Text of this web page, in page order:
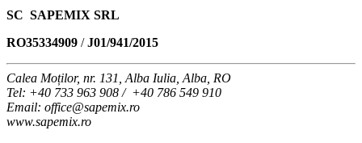
SC SAPEMIX SRL
RO35334909 /J01/941/2015
Calea Moților, nr. 131, Alba Iulia, Alba, RO
Tel: +40 733 963 908 / +40 786 549 910
Email: office@sapemix.ro
www.sapemix.ro